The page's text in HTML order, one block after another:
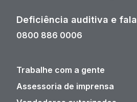
Deficiência auditiva e fala
0800 886 0006
Trabalhe com a gente
Assessoria de imprensa